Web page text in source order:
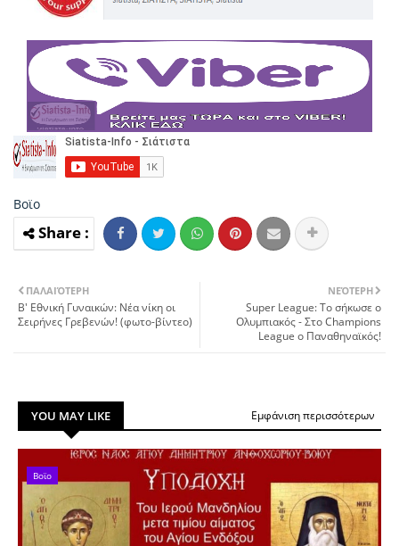
Βοϊο
ΝΕΌΤΕΡΗ
Super League: Tο σήκωσε ο
Ολυμπιακός - Στο Champions
League o Παναθηναϊκός!
ΠΑΛΑΙΌΤΕΡΗ
Β' Εθνική Γυναικών: Νέα νίκη οι
Σειρήνες Γρεβενών! (φωτο-βίντεο)
YOU MAY LIKE Εμφάνιση περισσότερων
Βοϊο